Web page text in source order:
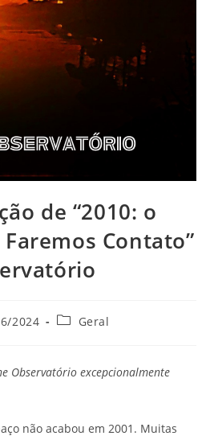
de “2010: o
Contato”
2024 Geral
Observatório excepcionalmente
não acabou em 2001. Muitas